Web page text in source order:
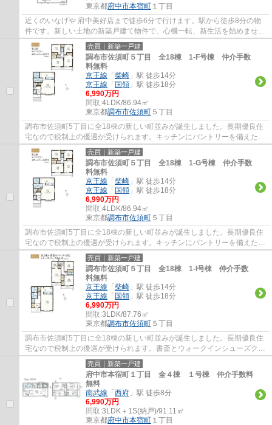
東京都府中市本宿町 １丁目
近くのいなげや 府中美好店まで徒歩6分で行けます。駅から徒歩8分の物
件です。新しい土地の新築戸建て物件で、心機一転、新生活を始めません
か。東南側道路に面した物件は住んでみてわ...
売買｜新築一戸建
調布市佐須町５丁目 全18棟 1-F号棟 仲介手数
料無料
京王線 「 柴崎 」駅 徒歩14分
京王線 「 国領 」駅 徒歩18分
6,990万円
間取:4LDK/86.94㎡
東京都調布市佐須町 ５丁目
調布市佐須町5丁目に全18棟の新しい町並みが誕生しました。長期優良住
宅なので税制上の優遇が受けられます。キッチンにパントリーを備えた
4LDKです。調布市でお住まいをお探しなら多摩...
売買｜新築一戸建
調布市佐須町５丁目 全18棟 1-G号棟 仲介手数
料無料
京王線 「 柴崎 」駅 徒歩14分
京王線 「 国領 」駅 徒歩18分
6,990万円
間取:4LDK/86.94㎡
東京都調布市佐須町 ５丁目
調布市佐須町5丁目に全18棟の新しい町並みが誕生しました。長期優良住
宅なので税制上の優遇が受けられます。キッチンにパントリーを備えた
4LDKです。調布市でお住まいをお探しなら多摩...
売買｜新築一戸建
調布市佐須町５丁目 全18棟 1-I号棟 仲介手数
料無料
京王線 「 柴崎 」駅 徒歩14分
京王線 「 国領 」駅 徒歩18分
6,990万円
間取:3LDK/87.76㎡
東京都調布市佐須町 ５丁目
調布市佐須町5丁目に全18棟の新しい町並みが誕生しました。長期優良住
宅なので税制上の優遇が受けられます。書斎とウォークインシューズクロ
ゼットがついた３LDKです。調布市でお住ま...
売買｜新築一戸建
府中市本宿町１丁目 全４棟 １号棟 仲介手数料
無料
南武線 「 西府 」駅 徒歩8分
6,990万円
間取:3LDK＋1S(納戸)/91.11㎡
東京都府中市本宿町 １丁目